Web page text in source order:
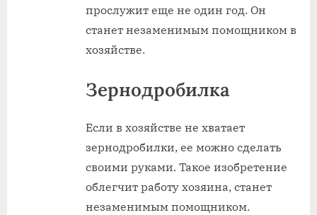
прослужит еще не один год. Он
станет незаменимым помощником в
хозяйстве.
Зернодробилка
Если в хозяйстве не хватает
зернодробилки, ее можно сделать
своими руками. Такое изобретение
облегчит работу хозяина, станет
незаменимым помощником.